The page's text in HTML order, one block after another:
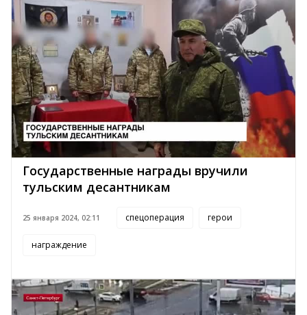
Государственные награды вручили
тульским десантникам
25 января 2024, 02:11 спецоперация герои
награждение